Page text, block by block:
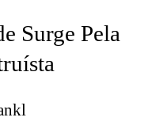
Surge Pela